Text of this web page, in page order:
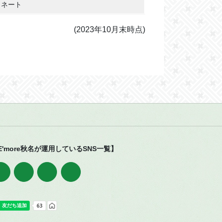
ート
(2023年10月末時点)
秋名が運用しているSNS一覧】